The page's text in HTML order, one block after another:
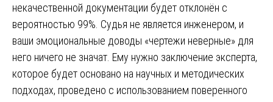
некачественной документации будет отклонён с
вероятностью 99%. Судья не является инженером, и
ваши эмоциональные доводы «чертежи неверные» для
него ничего не значат. Ему нужно заключение эксперта,
которое будет основано на научных и методических
подходах, проведено с использованием поверенного